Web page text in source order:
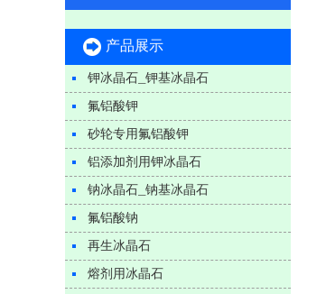
产品展示
钾冰晶石_钾基冰晶石
氟铝酸钾
砂轮专用氟铝酸钾
铝添加剂用钾冰晶石
钠冰晶石_钠基冰晶石
氟铝酸钠
再生冰晶石
熔剂用冰晶石